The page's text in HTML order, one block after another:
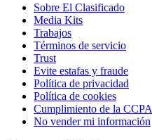
Sobre El Clasificado
Media Kits
Trabajos
Términos de servicio
Trust
Evite estafas y fraude
Política de privacidad
Política de cookies
Cumplimiento de la CCPA
No vender mi información